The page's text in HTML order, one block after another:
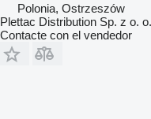
Polonia, Ostrzeszów
Plettac Distribution Sp. z o. o.
Contacte con el vendedor